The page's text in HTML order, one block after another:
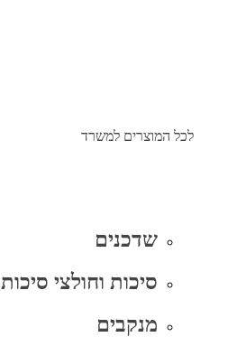
לכל המוצרים למשרד
שדכנים
סיכות וחולצי סיכות
מנקבים